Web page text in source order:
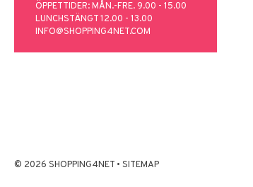
ÖPPETTIDER: MÅN.-FRE. 9.00 - 15.00
LUNCHSTÄNGT 12.00 - 13.00
INFO@SHOPPING4NET.COM
© 2026 SHOPPING4NET • SITEMAP